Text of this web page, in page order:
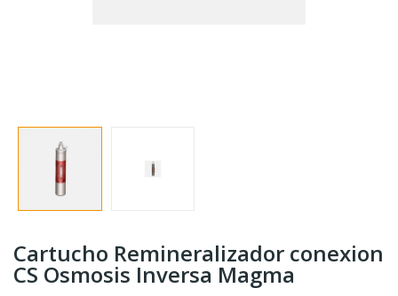
Cartucho Remineralizador conexion
CS Osmosis Inversa Magma